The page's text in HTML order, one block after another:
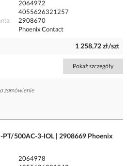
2064972
4055626321257
2908670
Phoenix Contact
1 258,72 zł/szt
Pokaż szczegóły
zamówienie
PT/500AC-3-IOL | 2908669 Phoenix
2064978